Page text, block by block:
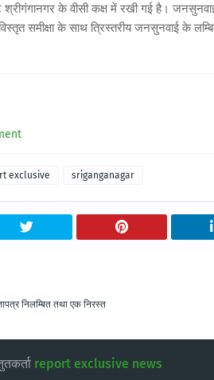
के वीसी कक्ष में रखी गई है। जनसुनवाई में
समीक्षा के साथ त्रिस्तरीय जनसुनवाई के
exclusive sriganganagar
निलम्बित तथा एक निरस्त
report exclusive news